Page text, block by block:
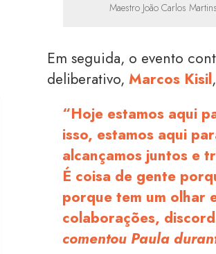
Maestro João Carlos
Em seguida, o evento
deliberativo,Marcos Kisil
“Hoje estamos aqui
isso, estamos aqui
alcançamos juntos e
É coisa de gente
porque tem um olhar
colaborações,
comentou Paula